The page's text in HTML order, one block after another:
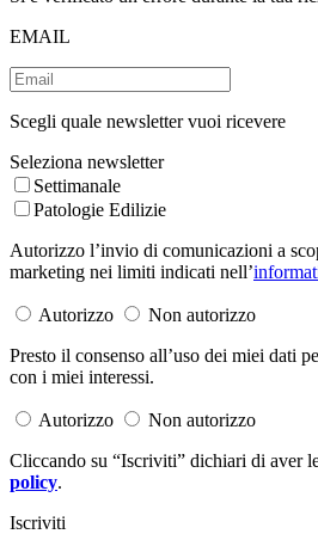
EMAIL
Scegli quale newsletter vuoi ricevere
Seleziona newsletter
Settimanale
Patologie Edilizie
Autorizzo l’invio di comunicazioni a
marketing nei limiti indicati nell’
Autorizzo
Non autorizzo
Presto il consenso all’uso dei miei dati
con i miei interessi.
Autorizzo
Non autorizzo
Cliccando su “Iscriviti” dichiari di aver
policy.
Iscriviti